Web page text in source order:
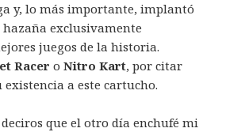
y, lo más importante, implantó
exclusivamente
juegos de la historia.
Racer oNitro Kart, por citar
existencia a este cartucho.
que el otro día enchufé mi